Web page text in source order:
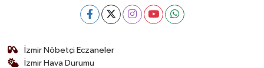
İzmir Nöbetçi Eczaneler
İzmir Hava Durumu